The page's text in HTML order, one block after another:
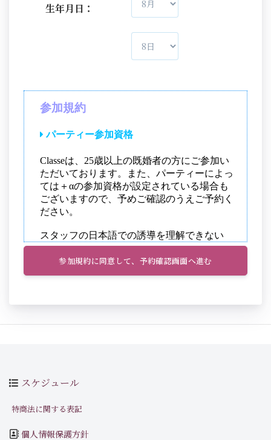
生年月日：
参加規約に同意して、予約確認画面へ進む
スケジュール
特商法に関する表記
個人情報保護方針